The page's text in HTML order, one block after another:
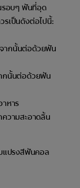
รอบๆ ฟันที่อุด
รเป็นดังต่อไปนี้:
ากนั้นต่อด้วยฟัน
กนั้นต่อด้วยฟัน
าหาร
วามสะอาดลิ้น
แปรงสีฟันคอล